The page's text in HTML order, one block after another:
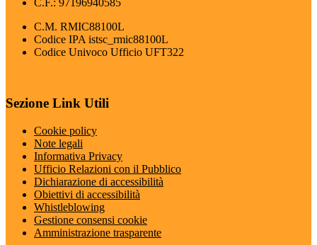
C.M. RMIC88100L
Codice IPA istsc_rmic88100L
Codice Univoco Ufficio UFT322
Sezione Link Utili
Cookie policy
Note legali
Informativa Privacy
Ufficio Relazioni con il Pubblico
Dichiarazione di accessibilità
Obiettivi di accessibilità
Whistleblowing
Gestione consensi cookie
Amministrazione trasparente